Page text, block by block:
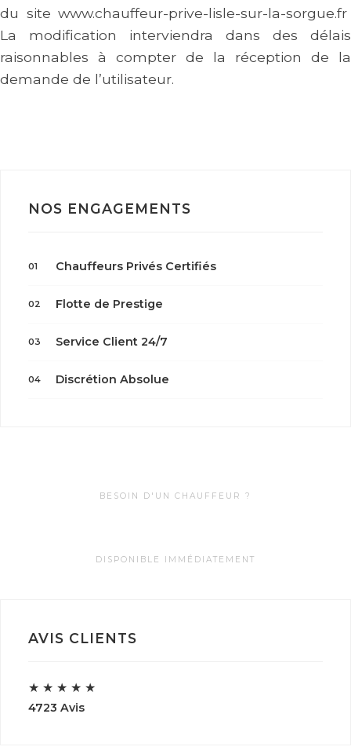
du site www.chauffeur-prive-lisle-sur-la-sorgue.fr
La modification interviendra dans des délais
raisonnables à compter de la réception de la
demande de l’utilisateur.
NOS ENGAGEMENTS
01 Chauffeurs Privés Certifiés
02 Flotte de Prestige
03 Service Client 24/7
04 Discrétion Absolue
BESOIN D'UN CHAUFFEUR ?
DISPONIBLE IMMÉDIATEMENT
AVIS CLIENTS
★ ★ ★ ★ ★
4723 Avis